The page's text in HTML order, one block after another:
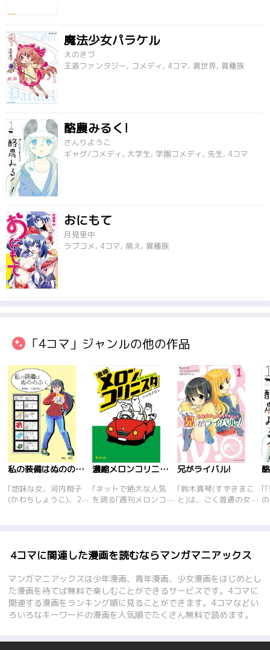
魔法少女パラケル
えのきづ
王道ファンタジー, コメディ, 4コマ, 異世界, 異種族
酪農みるく!
さんりようこ
ギャグ/コメディ, 大学生, 学園コメディ, 先生, 4コマ
おにもて
月見里中
ラブコメ, 4コマ, 萌え, 異種族
「4コマ」ジャンルの他の作品
私の装備はぬののふく
｢地味な女、河内翔子
(かわちしょうこ)、24
した。就職先は出版
部で楽しく仕事に勤し
んでいたが、業務命令
で女性ファッション誌
の編集部に異動するこ
とに!!おしゃれなんて
して務まるのか!?ほの
濃縮メロンコリニスタ
｢ネットで絶大な人気
を誇る｢週刊メロンコ
正やタイトル追加変更
行本でしか読めない描
きおろしも多数収
録!220ページ超ボリュ
ームで面白さをギュギ
ュッと濃縮してお届け
しの一冊!
兄がライバル!
｢鈴木真琴(すずきまこ
と)は、ごく普通の女
うこと。 しかも、真琴
男子、司くんに晶まで
が一目惚れしてしまっ
た! 晶に複雑な感情を
抱く同級生、翠(みど
り)や、晶を男に戻そ
ね)もまじって、日々
｢
4コマに関連した漫画を読むならマンガマニアックス
マンガマニアックスは少年漫画、青年漫画、少女漫画をはじめとし
た漫画を待てば無料で楽しむことができるサービスです。4コマに
関連する漫画をランキング順に見ることができます。4コマなどい
ろいろなキーワードの漫画を人気順でたくさん無料で読めます。